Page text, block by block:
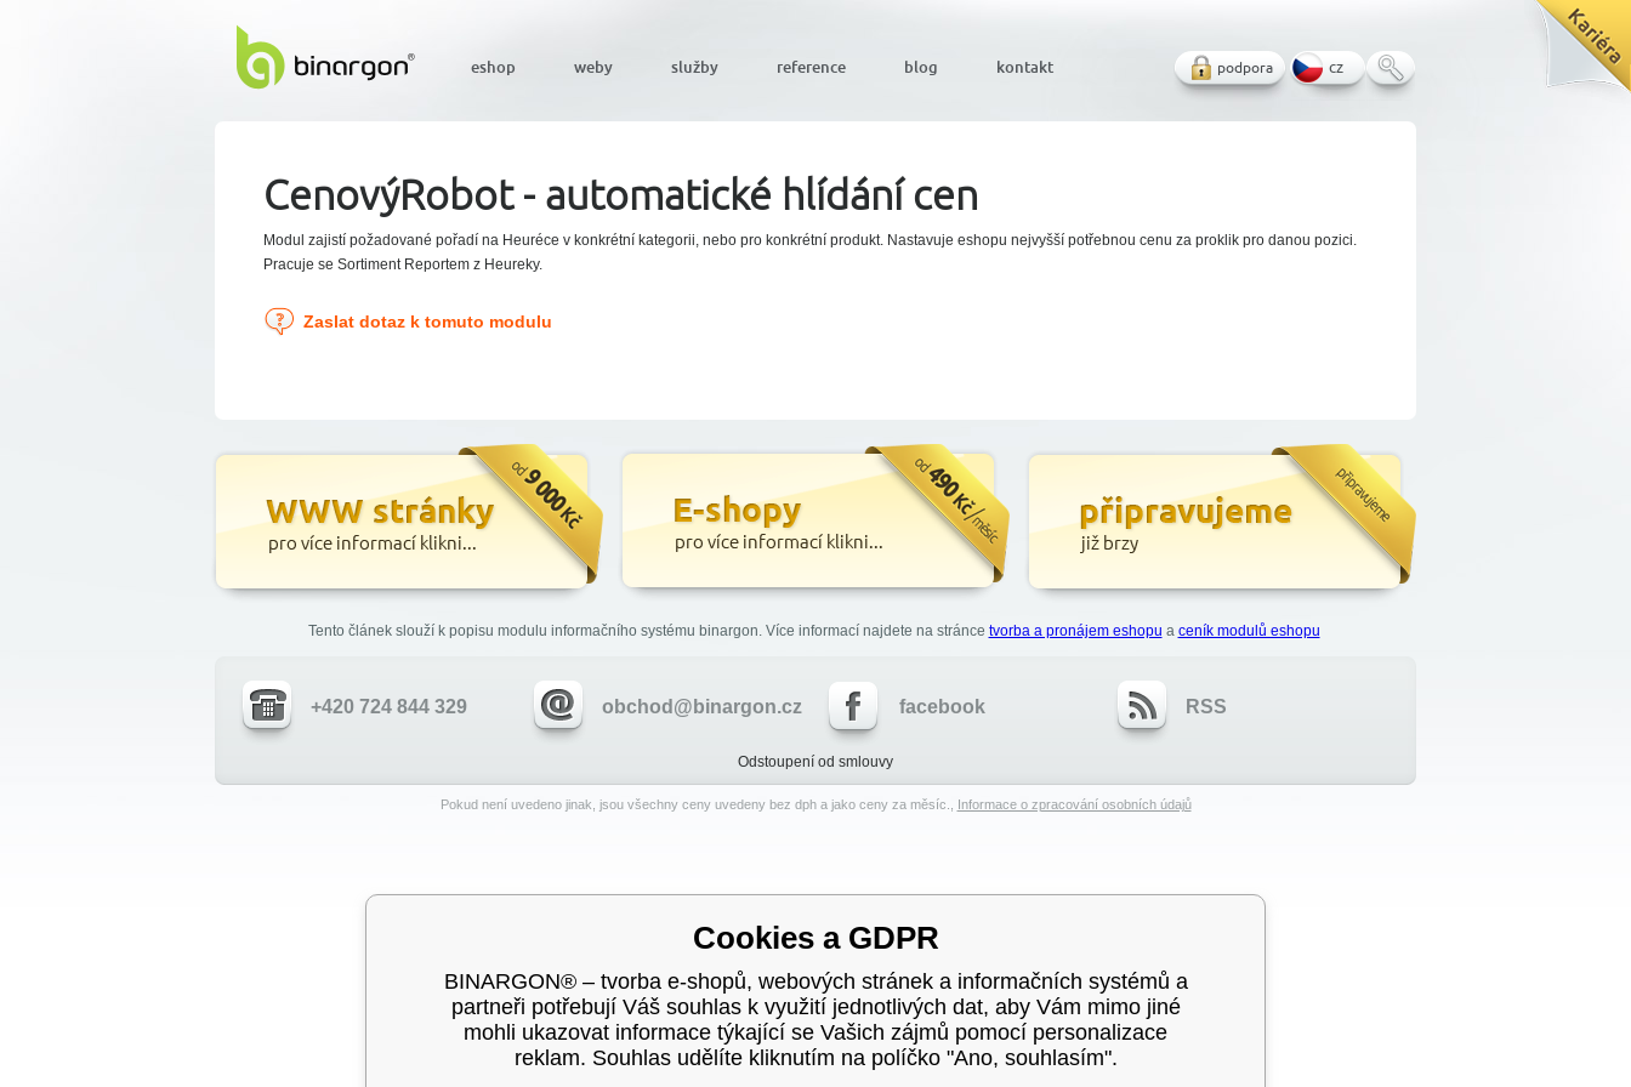
CenovýRobot - automatické hlídání cen
Modul zajistí požadované pořadí na Heuréce v konkrétní kategorii, nebo pro konkrétní produkt. Nastavuje eshopu nejvyšší potřebnou cenu za proklik pro danou pozici.
Pracuje se Sortiment Reportem z Heureky.
Zaslat dotaz k tomuto modulu
Tento článek slouží k popisu modulu informačního systému binargon. Více informací najdete na stránce tvorba a pronájem eshopu a ceník modulů eshopu
+420 724 844 329 obchod@binargon.cz facebook RSS
Odstoupení od smlouvy
Pokud není uvedeno jinak, jsou všechny ceny uvedeny bez dph a jako ceny za měsíc., Informace o zpracování osobních údajů
eshop weby služby reference blog kontakt podpora cz
Cookies a GDPR
BINARGON® – tvorba e-shopů, webových stránek a informačních systémů a
partneři potřebují Váš souhlas k využití jednotlivých dat, aby Vám mimo jiné
mohli ukazovat informace týkající se Vašich zájmů pomocí personalizace
reklam. Souhlas udělíte kliknutím na políčko "Ano, souhlasím".